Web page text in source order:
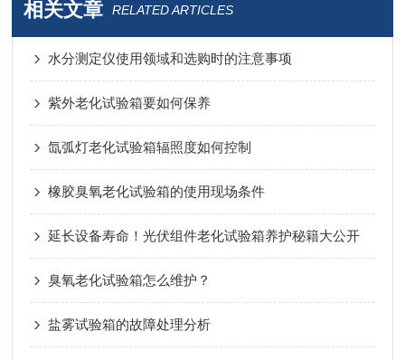
相关文章 RELATED ARTICLES
水分测定仪使用领域和选购时的注意事项
紫外老化试验箱要如何保养
氙弧灯老化试验箱辐照度如何控制
橡胶臭氧老化试验箱的使用现场条件
延长设备寿命！光伏组件老化试验箱养护秘籍大公开
臭氧老化试验箱怎么维护？
盐雾试验箱的故障处理分析